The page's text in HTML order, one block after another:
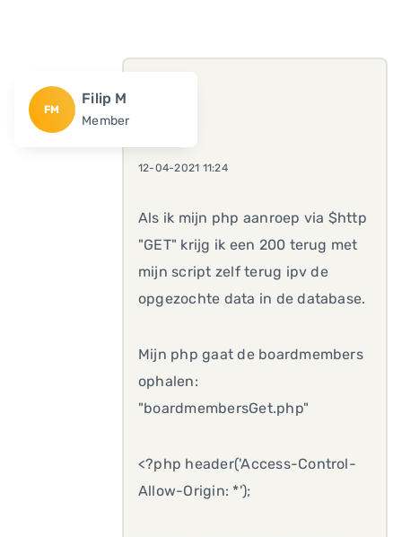
FM
Filip M
Member
12-04-2021 11:24
Als ik mijn php aanroep via $http
"GET" krijg ik een 200 terug met
mijn script zelf terug ipv de
opgezochte data in de database.
Mijn php gaat de boardmembers
ophalen:
"boardmembersGet.php"
<?php header('Access-Control-
Allow-Origin: *');